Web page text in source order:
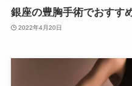
銀座の豊胸手術でおすす
2022年4月20日